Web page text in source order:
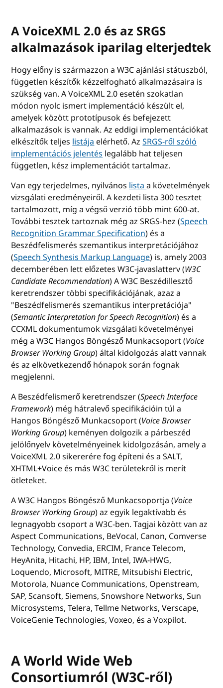
A VoiceXML 2.0 és az SRGS
alkalmazások iparilag elterjedtek
Hogy előny is származzon a W3C ajánlási státuszból,
független készítők kézzelfogható alkalmazásaira is
szükség van. A VoiceXML 2.0 esetén szokatlan
módon nyolc ismert implementáció készült el,
amelyek között prototípusok és befejezett
alkalmazások is vannak. Az eddigi implementációkat
elkészítők teljeslistájaelérhető. AzSRGS-ről szóló
implementációs jelentéslegalább hat teljesen
független, kész implementációt tartalmaz.
Van egy terjedelmes, nyilvánoslistaa követelmények
vizsgálati eredményeiről. A kezdeti lista 300 tesztet
tartalmozott, míg a végső verzió több mint 600-at.
További tesztek tartoznak még az SRGS-hez (Speech
Recognition Grammar Specification) és a
Beszédfelismerés szemantikus interpretációjához
(Speech Synthesis Markup Language) is, amely 2003
decemberében lett előzetes W3C-javaslatterv (W3C
Candidate Recommendation) A W3C Beszédillesztő
keretrendszer többi specifikációjának, azaz a
"Beszédfelismerés szemantikus interpretációja"
(Semantic Interpretation for Speech Recognition) és a
CCXML dokumentumok vizsgálati követelményei
még a W3C Hangos Böngésző Munkacsoport (Voice
Browser Working Group) által kidolgozás alatt vannak
és az elkövetkezendő hónapok során fognak
megjelenni.
A Beszédfelismerő keretrendszer (Speech Interface
Framework) még hátralevő specifikációin túl a
Hangos Böngésző Munkacsoport (Voice Browser
Working Group) keményen dolgozik a párbeszéd
jelölőnyelv követelményeinek kidolgozásán, amely a
VoiceXML 2.0 sikererére fog építeni és a SALT,
XHTML+Voice és más W3C területekről is merít
ötleteket.
A W3C Hangos Böngésző Munkacsoportja (Voice
Browser Working Group) az egyik legaktívabb és
legnagyobb csoport a W3C-ben. Tagjai között van az
Aspect Communications, BeVocal, Canon, Comverse
Technology, Convedia, ERCIM, France Telecom,
HeyAnita, Hitachi, HP, IBM, Intel, IWA-HWG,
Loquendo, Microsoft, MITRE, Mitsubishi Electric,
Motorola, Nuance Communications, Openstream,
SAP, Scansoft, Siemens, Snowshore Networks, Sun
Microsystems, Telera, Tellme Networks, Verscape,
VoiceGenie Technologies, Voxeo, és a Voxpilot.
A World Wide Web
Consortiumról (W3C-ről)